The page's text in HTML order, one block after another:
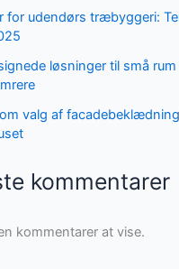
for udendørs træbyggeri:
løsninger til små
valg af
kommentarer
kommentarer at vise.